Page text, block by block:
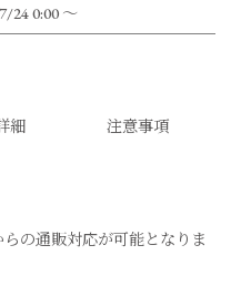
24 0:00 〜
細 注意事項
の通販対応が可能となりま